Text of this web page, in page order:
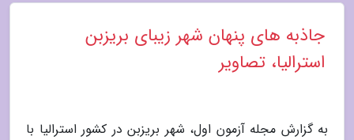
جاذبه های پنهان شهر زیبای بریزبن
استرالیا، تصاویر
به گزارش مجله آزمون اول، شهر بریزبن در کشور استرالیا با